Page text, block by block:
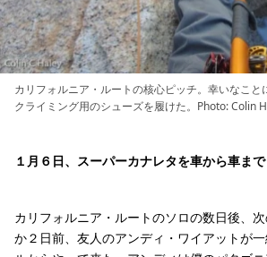
カリフォルニア・ルートの核心ピッチ。幸いなこと
クライミング用のシューズを履けた。Photo: Colin
１月６日、スーパーカナレタを車から車まで
カリフォルニア・ルートのソロの数日後、
か２日前、友人のアンディ・ワイアットが